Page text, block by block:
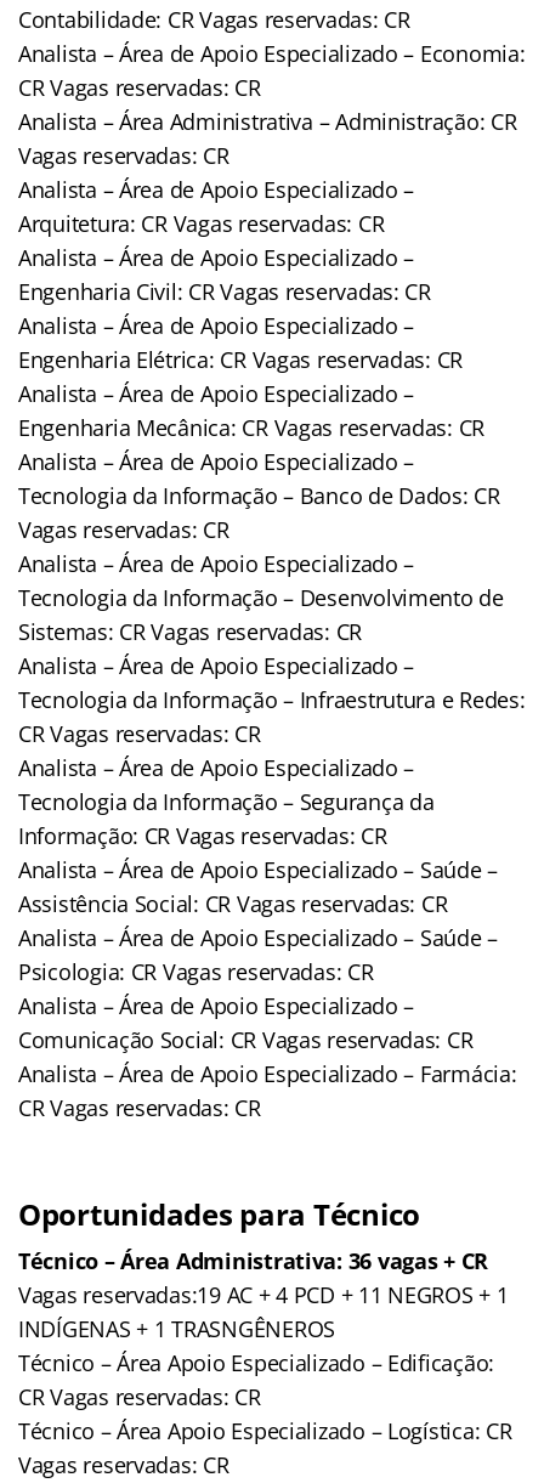
Contabilidade: CR Vagas reservadas: CR
Analista – Área de Apoio Especializado – Economia:
CR Vagas reservadas: CR
Analista – Área Administrativa – Administração: CR
Vagas reservadas: CR
Analista – Área de Apoio Especializado –
Arquitetura: CR Vagas reservadas: CR
Analista – Área de Apoio Especializado –
Engenharia Civil: CR Vagas reservadas: CR
Analista – Área de Apoio Especializado –
Engenharia Elétrica: CR Vagas reservadas: CR
Analista – Área de Apoio Especializado –
Engenharia Mecânica: CR Vagas reservadas: CR
Analista – Área de Apoio Especializado –
Tecnologia da Informação – Banco de Dados: CR
Vagas reservadas: CR
Analista – Área de Apoio Especializado –
Tecnologia da Informação – Desenvolvimento de
Sistemas: CR Vagas reservadas: CR
Analista – Área de Apoio Especializado –
Tecnologia da Informação – Infraestrutura e Redes:
CR Vagas reservadas: CR
Analista – Área de Apoio Especializado –
Tecnologia da Informação – Segurança da
Informação: CR Vagas reservadas: CR
Analista – Área de Apoio Especializado – Saúde –
Assistência Social: CR Vagas reservadas: CR
Analista – Área de Apoio Especializado – Saúde –
Psicologia: CR Vagas reservadas: CR
Analista – Área de Apoio Especializado –
Comunicação Social: CR Vagas reservadas: CR
Analista – Área de Apoio Especializado – Farmácia:
CR Vagas reservadas: CR
Oportunidades para Técnico
Técnico – Área Administrativa: 36 vagas + CR
Vagas reservadas:19 AC + 4 PCD + 11 NEGROS + 1
INDÍGENAS + 1 TRASNGÊNEROS
Técnico – Área Apoio Especializado – Edificação:
CR Vagas reservadas: CR
Técnico – Área Apoio Especializado – Logística: CR
Vagas reservadas: CR